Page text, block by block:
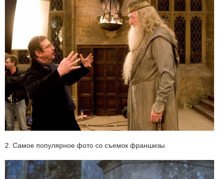
2. Самое популярное фото со съемок франшизы